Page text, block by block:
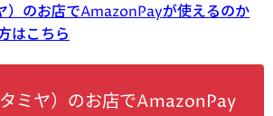
）のお店でAmazonPayが使えるのか
はこちら
ミヤ）のお店でAmazonPay